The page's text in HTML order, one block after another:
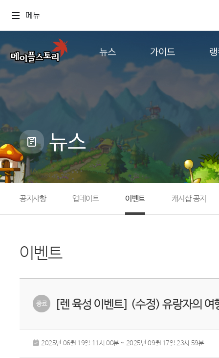
메뉴
뉴스
공지사항
업데이트
캐시샵 공지
메이플 알림판
with maple
가이드
게임정보
직업소개
확률형 아이템
NEXON NOW
뉴스
공지사항 업데이트 이벤트 캐시샵 공지
이벤트
[렌 육성 이벤트] (수정) 유랑자의
2025년 06월 19일 11시 00분 ~ 2025년 09월 17일 23시 59분